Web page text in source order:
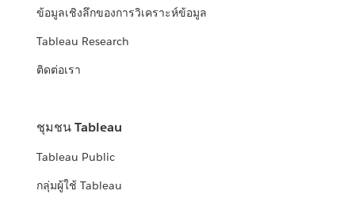
ข้อมูลเชิงลึกของการวิเคราะห์ข้อมูล
Tableau Research
ติดต่อเรา
ชุมชน Tableau
Tableau Public
กลุ่มผู้ใช้ Tableau